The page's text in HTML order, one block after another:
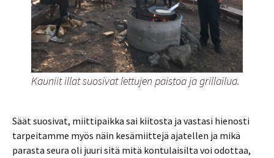
Kauniit illat suosivat lettujen paistoa ja grillailua.
Säät suosivat, miittipaikka sai kiitosta ja vastasi hienosti
tarpeitamme myös näin kesämiittejä ajatellen ja mikä
parasta seura oli juuri sitä mitä kontulaisilta voi odottaa,